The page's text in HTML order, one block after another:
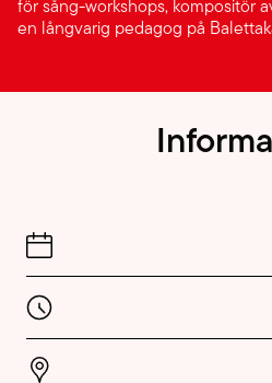
för sång-workshops, kompositör
en långvarig pedagog på